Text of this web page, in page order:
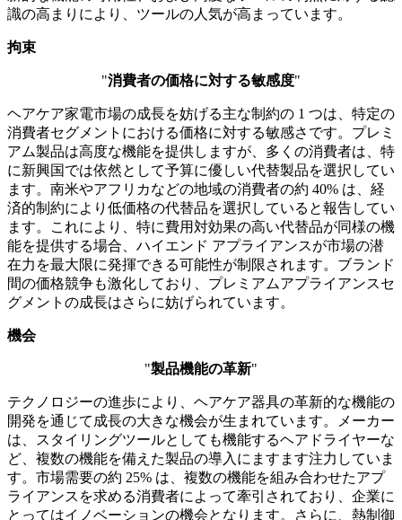
識の高まりにより、ツールの人気が高まっています。
拘束
"消費者の価格に対する敏感度"
ヘアケア家電市場の成長を妨げる主な制約の 1 つは、特定の
消費者セグメントにおける価格に対する敏感さです。プレミ
アム製品は高度な機能を提供しますが、多くの消費者は、特
に新興国では依然として予算に優しい代替製品を選択してい
ます。南米やアフリカなどの地域の消費者の約 40% は、経
済的制約により低価格の代替品を選択していると報告してい
ます。これにより、特に費用対効果の高い代替品が同様の機
能を提供する場合、ハイエンド アプライアンスが市場の潜
在力を最大限に発揮できる可能性が制限されます。ブランド
間の価格競争も激化しており、プレミアムアプライアンスセ
グメントの成長はさらに妨げられています。
機会
"製品機能の革新"
テクノロジーの進歩により、ヘアケア器具の革新的な機能の
開発を通じて成長の大きな機会が生まれています。メーカー
は、スタイリングツールとしても機能するヘアドライヤーな
ど、複数の機能を備えた製品の導入にますます注力していま
す。市場需要の約 25% は、複数の機能を組み合わせたアプ
ライアンスを求める消費者によって牽引されており、企業に
とってはイノベーションの機会となります。さらに、熱制御